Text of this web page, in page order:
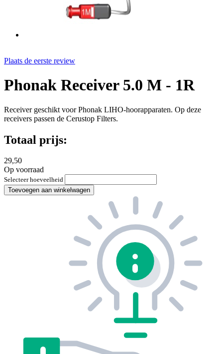
Plaats de eerste review
Phonak Receiver 5.0 M - 1R
Receiver geschikt voor Phonak LIHO-hoorapparaten. Op deze
receivers passen de Cerustop Filters.
Totaal prijs:
29,50
Op voorraad
Selecteer hoeveelheid
Toevoegen aan winkelwagen